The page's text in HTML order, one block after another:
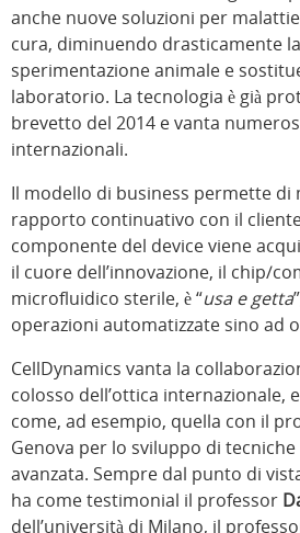
anche nuove soluzioni per
cura, diminuendo drasticamente
sperimentazione animale e
laboratorio. La tecnologia è già
brevetto del 2014 e vanta
internazionali.
Il modello di business permette di
rapporto continuativo con il
componente del device viene
il cuore dell’innovazione, il chip/
microfluidico sterile, è “usa e getta
operazioni automatizzate sino ad
CellDynamics vanta la
colosso dell’ottica internazionale,
come, ad esempio, quella con il
Genova per lo sviluppo di
avanzata. Sempre dal punto di
ha come testimonial il professor
dell’università di Milano, il